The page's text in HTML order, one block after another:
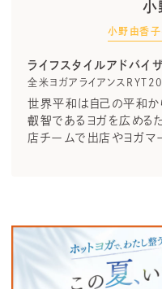
小
小野由香
ライフスタイルアドバイ
全米ヨガアライアンス
世界平和は自己の平和か
叡智であるヨガを広める
店チームで出店やヨガマ